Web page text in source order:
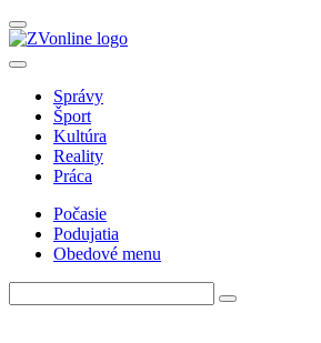
Správy
Šport
Kultúra
Reality
Práca
Počasie
Podujatia
Obedové menu